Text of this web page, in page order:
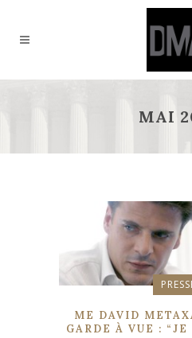
MAI
ME DAVID
GARDE À VUE :